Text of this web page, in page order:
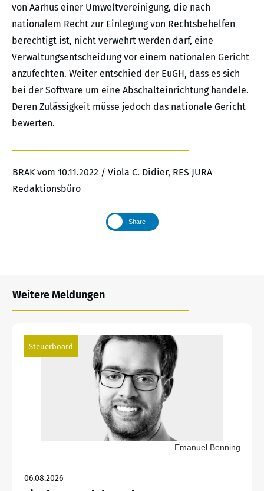
von Aarhus einer Umweltvereinigung, die nach
nationalem Recht zur Einlegung von Rechtsbehelfen
berechtigt ist, nicht verwehrt werden darf, eine
Verwaltungsentscheidung vor einem nationalen Gericht
anzufechten. Weiter entschied der EuGH, dass es sich
bei der Software um eine Abschalteinrichtung handele.
Deren Zulässigkeit müsse jedoch das nationale Gericht
bewerten.
BRAK vom 10.11.2022 / Viola C. Didier, RES JURA
Redaktionsbüro
Share
Weitere Meldungen
Steuerboard
Emanuel Benning
06.08.2026